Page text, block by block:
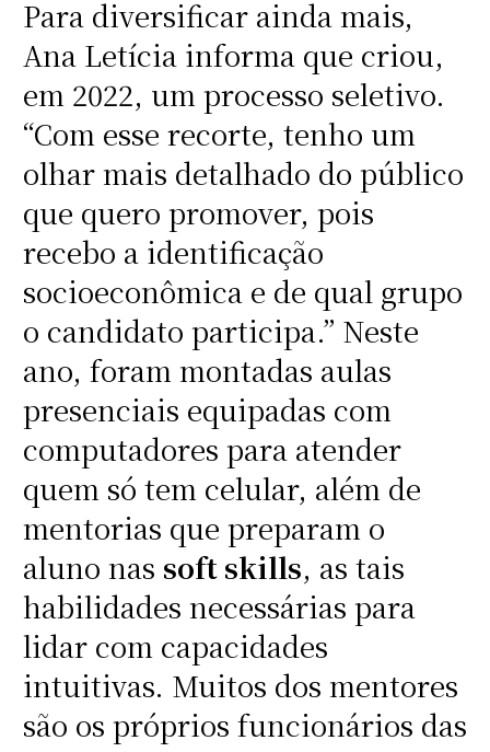
Para diversificar ainda mais,
Ana Letícia informa que criou,
em 2022, um processo seletivo.
“Com esse recorte, tenho um
olhar mais detalhado do público
que quero promover, pois
recebo a identificação
socioeconômica e de qual grupo
o candidato participa.” Neste
ano, foram montadas aulas
presenciais equipadas com
computadores para atender
quem só tem celular, além de
mentorias que preparam o
aluno nas soft skills, as tais
habilidades necessárias para
lidar com capacidades
intuitivas. Muitos dos mentores
são os próprios funcionários das